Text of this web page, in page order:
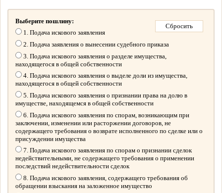
Выберите пошлину:
1. Подача искового заявления
2. Подача заявления о вынесении судебного приказа
3. Подача искового заявления о разделе имущества,
находящегося в общей собственности
4. Подача искового заявления о выделе доли из имущества,
находящегося в общей собственности
5. Подача искового заявления о признании права на долю в
имуществе, находящемся в общей собственности
6. Подача искового заявления по спорам, возникающим при
заключении, изменении или расторжении договоров, не
содержащего требования о возврате исполненного по сделке или о
присуждении имущества
7. Подача искового заявления по спорам о признании сделок
недействительными, не содержащего требования о применении
последствий недействительности сделок
8. Подача искового заявления, содержащего требования об
обращении взыскания на заложенное имущество